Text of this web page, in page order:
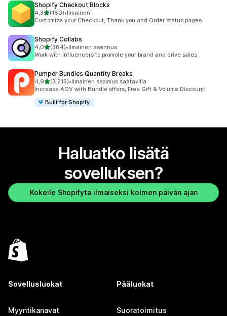
Shopify Checkout Blocks
4,3/ 5 tähteä
(180)
180 arvostelua yhteensä
•Ilmainen
Customize your Checkout, Thank you and Order status pages
Shopify Collabs
4,0/ 5 tähteä
(384)
384 arvostelua yhteensä
•Ilmainen asennus
Work with influencers to promote your brand and drive sales
Pumper Bundles Quantity Breaks
4,9/ 5 tähteä
(3 215)
3215 arvostelua yhteensä
•Ilmainen sopimus saatavilla
Increase AOV with Bundle offers, Free Gift & Volume Discount!
Built for Shopify
Haluatko lisätä
sovelluksen?
Kokeile Shopifyta ilmaiseksi kolmen päivän ajan
Sovellusluokat
Myyntikanavat
Pääluokat
Suoratoimitus